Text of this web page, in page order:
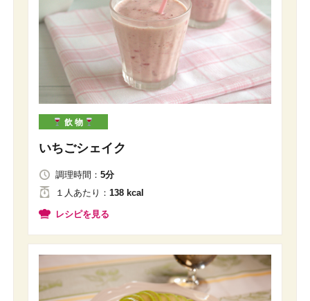
飲 物
いちごシェイク
調理時間： 5分
１人あたり ： 138 kcal
レシピを見る